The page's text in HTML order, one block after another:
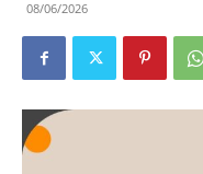
08/06/2026